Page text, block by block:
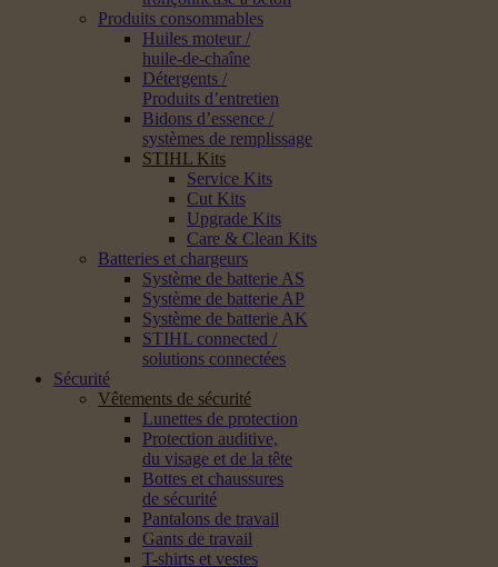
Produits consommables
Huiles moteur /
huile-de-chaîne
Détergents /
Produits d’entretien
Bidons d’essence /
systèmes de remplissage
STIHL Kits
Service Kits
Cut Kits
Upgrade Kits
Care & Clean Kits
Batteries et chargeurs
Système de batterie AS
Système de batterie AP
Système de batterie AK
STIHL connected /
solutions connectées
Sécurité
Vêtements de sécurité
Lunettes de protection
Protection auditive,
du visage et de la tête
Bottes et chaussures
de sécurité
Pantalons de travail
Gants de travail
T-shirts et vestes